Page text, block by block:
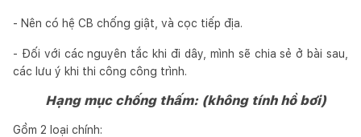
- Nên có hệ CB chống giật, và cọc tiếp địa.
- Đối với các nguyên tắc khi đi dây, mình sẽ chia sẻ ở bài sau,
các lưu ý khi thi công công trình.
Hạng mục chống thấm: (không tính hồ bơi)
Gồm 2 loại chính: